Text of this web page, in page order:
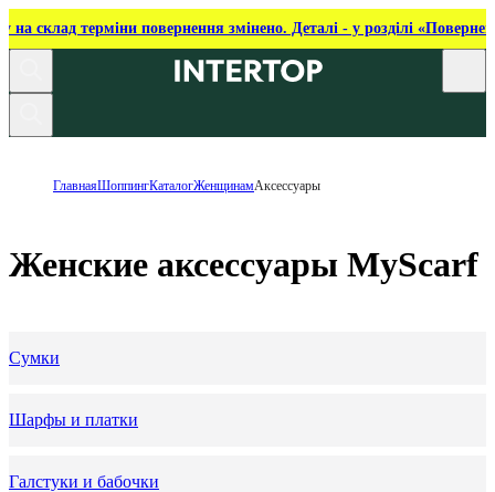
на склад терміни повернення змінено. Деталі - у розділі
ГлавнаяШоппингКаталогЖенщинамАксессуары
Женские аксессуары MyScarf
Сумки
Шарфы и платки
Галстуки и бабочки